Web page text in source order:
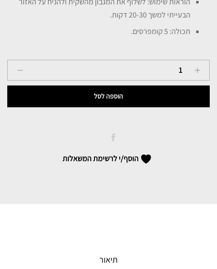
הבעייתי למשך 20-30 דקות.
תכולה: 5 קומפרסים.
Naveh
Magnocare
quantity
הוספה לסל
הוסף/י לרשימת המשאלות
תיאור